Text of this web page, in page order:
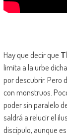
Hay que decir que
limita a la urbe
por descubrir. Pero
con monstruos.
poder sin paralelo
saldrá a relucir el
discípulo, aunque